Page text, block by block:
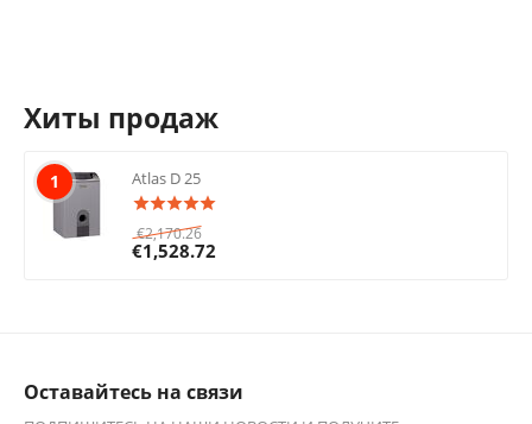
Хиты продаж
1 Atlas D 25
€2,170.26
€1,528.72
Оставайтесь на связи